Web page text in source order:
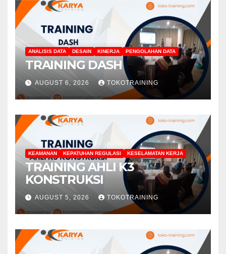
ANALISIS DATA DESAIN KINERJA PENGOLAHAN DATA
TRAINING DASH
AUGUST 6, 2026 TOKOTRAINING
KEAMANAN KEPATUHAN REGULASI KESELAMATAN KERJA
TRAINING AHLI K3
KONSTRUKSI
AUGUST 5, 2026 TOKOTRAINING